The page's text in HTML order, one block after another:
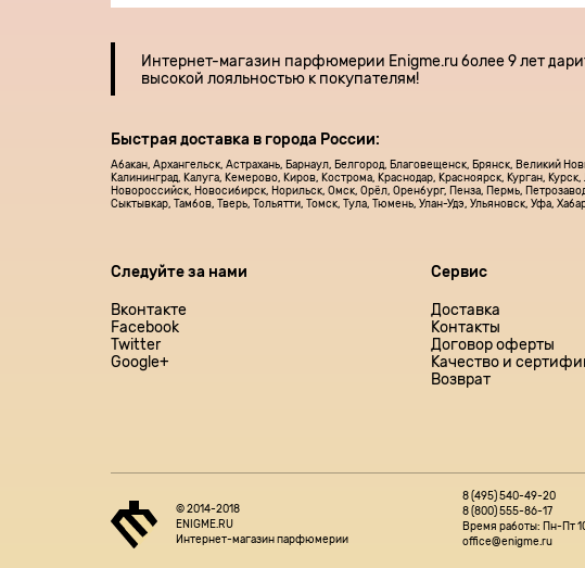
Интернет-магазин парфюмерии Enigme.ru более 9 лет
высокой лояльностью к покупателям!
Быстрая доставка в города России:
Абакан, Архангельск, Астрахань, Барнаул, Белгород, Благовещенск, Брянск, Великий
Калининград, Калуга, Кемерово, Киров, Кострома, Краснодар, Красноярск, Курган,
Новороссийск, Новосибирск, Норильск, Омск, Орёл, Оренбург, Пенза, Пермь,
Сыктывкар, Тамбов, Тверь, Тольятти, Томск, Тула, Тюмень, Улан-Удэ, Ульяновск, Уфа,
Следуйте за нами
Вконтакте
Facebook
Twitter
Google+
Сервис
Доставка
Контакты
Договор оферты
Качество и
Возврат
© 2014-2018
ENIGME.RU
Интернет-магазин парфюмерии
8 (495) 540-49-20
8 (800) 555-86-17
Время работы: Пн-Пт
office@enigme.ru